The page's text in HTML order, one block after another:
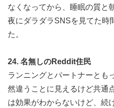
なくなってから、睡眠の質と
夜にダラダラSNSを見てた時
た。
24. 名無しのReddit住民
ランニングとパートナーとも
然違うことに見えるけど共通
は効果がわからないけど、続